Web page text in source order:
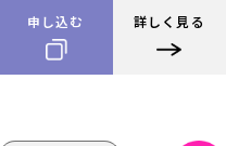
申し込む 詳しく見る